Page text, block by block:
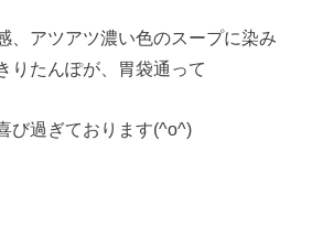
、アツアツ濃い色のスープに染み
りたんぽが、胃袋通って
び過ぎております(^o^)